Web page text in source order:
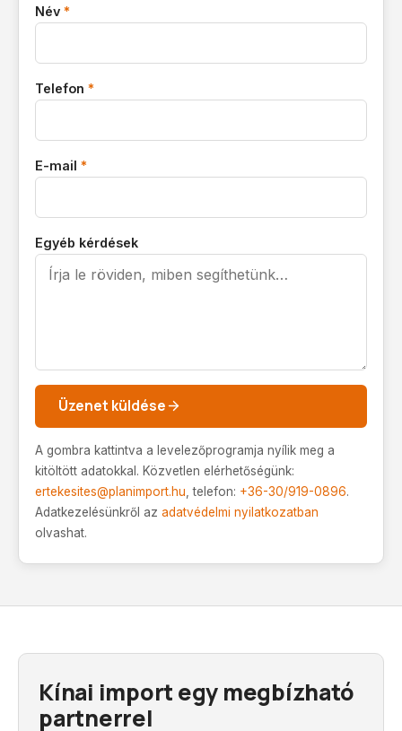
Név *
Telefon *
E-mail *
Egyéb kérdések
Üzenet küldése
A gombra kattintva a levelezőprogramja nyílik meg a
kitöltött adatokkal. Közvetlen elérhetőségünk:
ertekesites@planimport.hu , telefon: +36-30/919-0896.
Adatkezelésünkről az adatvédelmi nyilatkozatban
olvashat.
Kínai import egy megbízható
partnerrel